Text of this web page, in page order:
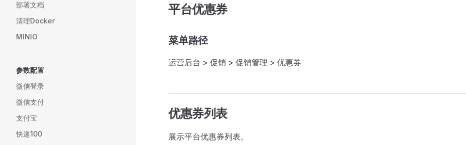
部署文档
清理Docker
MINIO
参数配置
微信登录
微信支付
支付宝
快递100
平台优惠券
菜单路径
运营后台 > 促销 > 促销管理 > 优惠券
优惠券列表
展示平台优惠券列表。